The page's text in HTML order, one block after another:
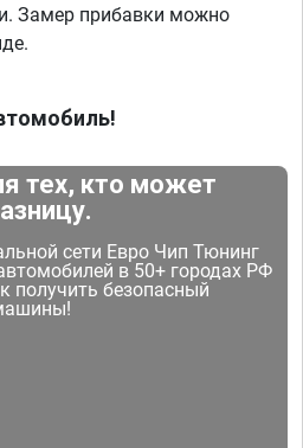
Замер прибавки можно
тех, кто может
сети Евро Чип Тюнинг
в 50+ городах РФ
получить безопасный